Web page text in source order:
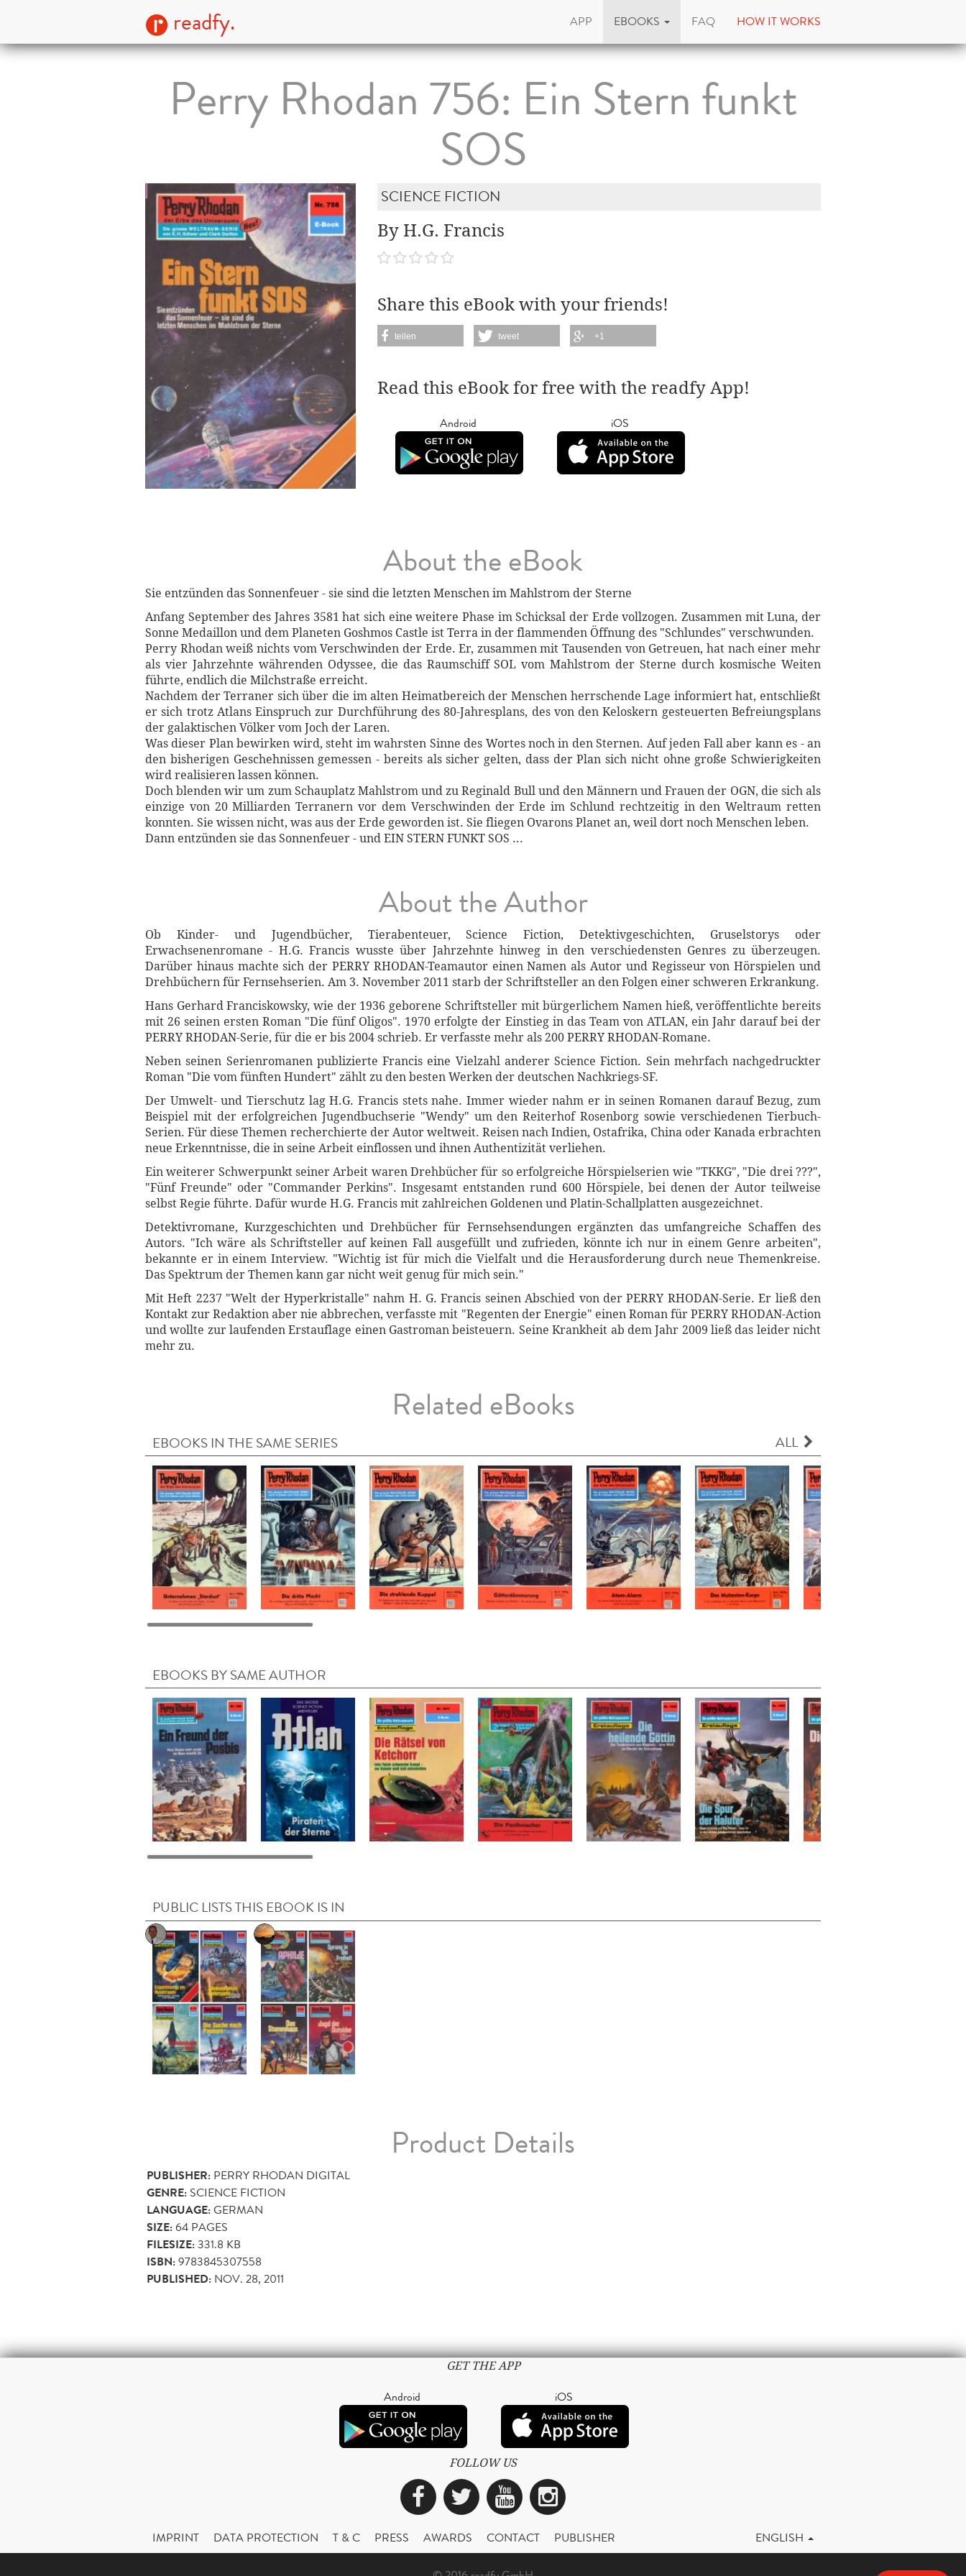
readfy. APP EBOOKS FAQ HOW IT WORKS
Perry Rhodan 756: Ein Stern funkt
SOS
SCIENCE FICTION
By H.G. Francis
Share this eBook with your friends!
teilen tweet +1
Read this eBook for free with the readfy App!
Android iOS
About the eBook
Sie entzünden das Sonnenfeuer - sie sind die letzten Menschen im Mahlstrom der Sterne
Anfang September des Jahres 3581 hat sich eine weitere Phase im Schicksal der Erde vollzogen. Zusammen mit Luna, der
Sonne Medaillon und dem Planeten Goshmos Castle ist Terra in der flammenden Öffnung des "Schlundes" verschwunden.
Perry Rhodan weiß nichts vom Verschwinden der Erde. Er, zusammen mit Tausenden von Getreuen, hat nach einer mehr
als vier Jahrzehnte währenden Odyssee, die das Raumschiff SOL vom Mahlstrom der Sterne durch kosmische Weiten
führte, endlich die Milchstraße erreicht.
Nachdem der Terraner sich über die im alten Heimatbereich der Menschen herrschende Lage informiert hat, entschließt
er sich trotz Atlans Einspruch zur Durchführung des 80-Jahresplans, des von den Keloskern gesteuerten Befreiungsplans
der galaktischen Völker vom Joch der Laren.
Was dieser Plan bewirken wird, steht im wahrsten Sinne des Wortes noch in den Sternen. Auf jeden Fall aber kann es - an
den bisherigen Geschehnissen gemessen - bereits als sicher gelten, dass der Plan sich nicht ohne große Schwierigkeiten
wird realisieren lassen können.
Doch blenden wir um zum Schauplatz Mahlstrom und zu Reginald Bull und den Männern und Frauen der OGN, die sich als
einzige von 20 Milliarden Terranern vor dem Verschwinden der Erde im Schlund rechtzeitig in den Weltraum retten
konnten. Sie wissen nicht, was aus der Erde geworden ist. Sie fliegen Ovarons Planet an, weil dort noch Menschen leben.
Dann entzünden sie das Sonnenfeuer - und EIN STERN FUNKT SOS ...
About the Author
Ob Kinder- und Jugendbücher, Tierabenteuer, Science Fiction, Detektivgeschichten, Gruselstorys oder
Erwachsenenromane - H.G. Francis wusste über Jahrzehnte hinweg in den verschiedensten Genres zu überzeugen.
Darüber hinaus machte sich der PERRY RHODAN-Teamautor einen Namen als Autor und Regisseur von Hörspielen und
Drehbüchern für Fernsehserien. Am 3. November 2011 starb der Schriftsteller an den Folgen einer schweren Erkrankung.
Hans Gerhard Franciskowsky, wie der 1936 geborene Schriftsteller mit bürgerlichem Namen hieß, veröffentlichte bereits
mit 26 seinen ersten Roman "Die fünf Oligos". 1970 erfolgte der Einstieg in das Team von ATLAN, ein Jahr darauf bei der
PERRY RHODAN-Serie, für die er bis 2004 schrieb. Er verfasste mehr als 200 PERRY RHODAN-Romane.
Neben seinen Serienromanen publizierte Francis eine Vielzahl anderer Science Fiction. Sein mehrfach nachgedruckter
Roman "Die vom fünften Hundert" zählt zu den besten Werken der deutschen Nachkriegs-SF.
Der Umwelt- und Tierschutz lag H.G. Francis stets nahe. Immer wieder nahm er in seinen Romanen darauf Bezug, zum
Beispiel mit der erfolgreichen Jugendbuchserie "Wendy" um den Reiterhof Rosenborg sowie verschiedenen Tierbuch-
Serien. Für diese Themen recherchierte der Autor weltweit. Reisen nach Indien, Ostafrika, China oder Kanada erbrachten
neue Erkenntnisse, die in seine Arbeit einflossen und ihnen Authentizität verliehen.
Ein weiterer Schwerpunkt seiner Arbeit waren Drehbücher für so erfolgreiche Hörspielserien wie "TKKG", "Die drei ???",
"Fünf Freunde" oder "Commander Perkins". Insgesamt entstanden rund 600 Hörspiele, bei denen der Autor teilweise
selbst Regie führte. Dafür wurde H.G. Francis mit zahlreichen Goldenen und Platin-Schallplatten ausgezeichnet.
Detektivromane, Kurzgeschichten und Drehbücher für Fernsehsendungen ergänzten das umfangreiche Schaffen des
Autors. "Ich wäre als Schriftsteller auf keinen Fall ausgefüllt und zufrieden, könnte ich nur in einem Genre arbeiten",
bekannte er in einem Interview. "Wichtig ist für mich die Vielfalt und die Herausforderung durch neue Themenkreise.
Das Spektrum der Themen kann gar nicht weit genug für mich sein."
Mit Heft 2237 "Welt der Hyperkristalle" nahm H. G. Francis seinen Abschied von der PERRY RHODAN-Serie. Er ließ den
Kontakt zur Redaktion aber nie abbrechen, verfasste mit "Regenten der Energie" einen Roman für PERRY RHODAN-Action
und wollte zur laufenden Erstauflage einen Gastroman beisteuern. Seine Krankheit ab dem Jahr 2009 ließ das leider nicht
mehr zu.
Related eBooks
EBOOKS IN THE SAME SERIES ALL
EBOOKS BY SAME AUTHOR
PUBLIC LISTS THIS EBOOK IS IN
Product Details
PUBLISHER: PERRY RHODAN DIGITAL
GENRE: SCIENCE FICTION
LANGUAGE:GERMAN
SIZE:64 PAGES
FILESIZE:331.8 KB
ISBN:9783845307558
PUBLISHED: NOV. 28, 2011
GET THE APP
Android iOS
FOLLOW US
Facebook
TwitterYouTubeInstagram
IMPRINT DATA PROTECTION T & C PRESS AWARDS CONTACT PUBLISHER ENGLISH